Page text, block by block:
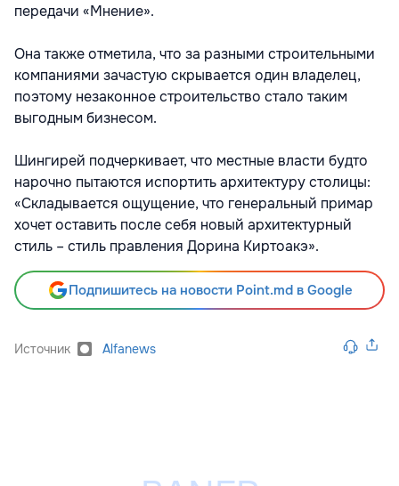
передачи «Мнение».
Она также отметила, что за разными строительными
компаниями зачастую скрывается один владелец,
поэтому незаконное строительство стало таким
выгодным бизнесом.
Шингирей подчеркивает, что местные власти будто
нарочно пытаются испортить архитектуру столицы:
«Складывается ощущение, что генеральный примар
хочет оставить после себя новый архитектурный
стиль – стиль правления Дорина Киртоакэ».
Подпишитесь на новости Point.md в Google
Источник Alfanews